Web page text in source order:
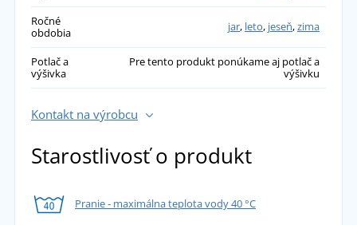
Ročné
obdobia
jar, leto, jeseň,zima
Potlač a
výšivka
Pre tento produkt ponúkame aj potlač a
výšivku
Kontakt na výrobcu
Starostlivosť o produkt
Pranie - maximálna teplota vody 40 °C